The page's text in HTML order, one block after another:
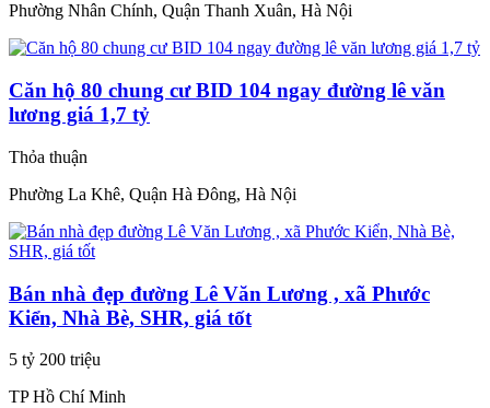
Phường Nhân Chính, Quận Thanh Xuân, Hà Nội
Căn hộ 80 chung cư BID 104 ngay đường lê văn
lương giá 1,7 tỷ
Thỏa thuận
Phường La Khê, Quận Hà Đông, Hà Nội
Bán nhà đẹp đường Lê Văn Lương , xã Phước
Kiển, Nhà Bè, SHR, giá tốt
5 tỷ 200 triệu
TP Hồ Chí Minh